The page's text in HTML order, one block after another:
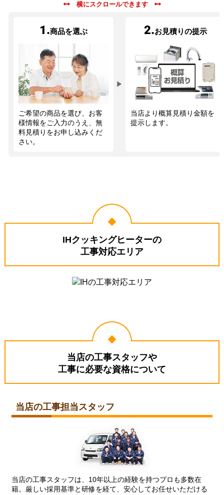
1.商品を選ぶ
ご希望の商品を選び、お客
様情報をご入力のうえ、無
料見積りをお申し込みくだ
さい。
▶
2.お見積りの提示
当店より概算見積り金額を
提示します。
IHクッキングヒーターの
工事対応エリア
当店の工事スタッフや
工事に必要な資格について
当店の工事担当スタッフ
当店の工事スタッフは、10年以上の経験を持つプロも多数在
籍。厳しい採用基準と研修を経て、安心してお任せいただける